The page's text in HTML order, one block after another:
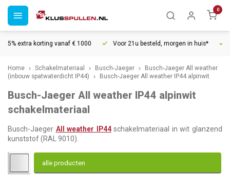
0
vanaf € 1000 Voor 21u besteld, morgen in huis* 30 dagen
Home Schakelmateriaal Busch-Jaeger
Busch-Jaeger All weather
(inbouw spatwaterdicht IP44)
Busch-Jaeger All weather IP44 alpinwit
Busch-Jaeger All weather IP44 alpinwit
schakelmateriaal
Busch-Jaeger All weather IP44schakelmateriaal in wit glanzend
kunststof (RAL 9010).
alle producten